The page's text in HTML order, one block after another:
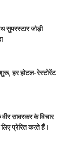
सुपरस्टार जोड़ी
हर होटल-रेस्टोरेंट
सावरकर के विचार
प्रेरित करते हैं।